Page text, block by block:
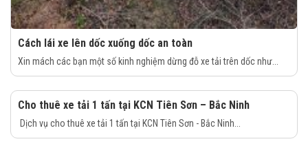
Cách lái xe lên dốc xuống dốc an toàn
Xin mách các bạn một số kinh nghiệm dừng đỗ xe tải trên dốc như...
Cho thuê xe tải 1 tấn tại KCN Tiên Sơn – Bắc Ninh
Dịch vụ cho thuê xe tải 1 tấn tại KCN Tiên Sơn - Bắc Ninh...